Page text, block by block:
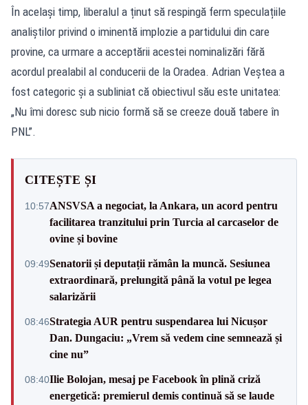
În același timp, liberalul a ținut să respingă ferm speculațiile
analiștilor privind o iminentă implozie a partidului din care
provine, ca urmare a acceptării acestei nominalizări fără
acordul prealabil al conducerii de la Oradea. Adrian Veștea a
fost categoric și a subliniat că obiectivul său este unitatea:
„Nu îmi doresc sub nicio formă să se creeze două tabere în
PNL”.
CITEȘTE ȘI
10:57ANSVSA a negociat, la Ankara, un acord pentru
facilitarea tranzitului prin Turcia al carcaselor de
ovine și bovine
09:49Senatorii și deputații rămân la muncă. Sesiunea
extraordinară, prelungită până la votul pe legea
salarizării
08:46Strategia AUR pentru suspendarea lui Nicușor
Dan. Dungaciu: „Vrem să vedem cine semnează și
cine nu”
08:40Ilie Bolojan, mesaj pe Facebook în plină criză
energetică: premierul demis continuă să se laude